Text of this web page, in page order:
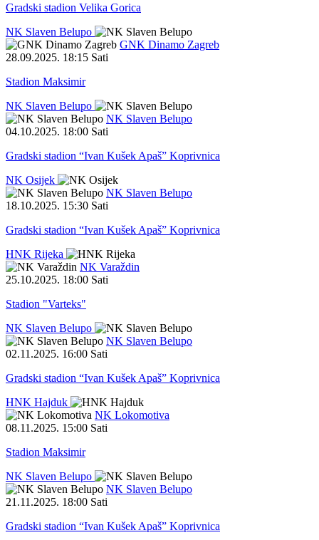
Gradski stadion Velika Gorica
NK Slaven Belupo
GNK Dinamo Zagreb
28.09.2025. 18:15 Sati
Stadion Maksimir
NK Slaven Belupo
NK Slaven Belupo
04.10.2025. 18:00 Sati
Gradski stadion “Ivan Kušek Apaš” Koprivnica
NK Osijek
NK Slaven Belupo
18.10.2025. 15:30 Sati
Gradski stadion “Ivan Kušek Apaš” Koprivnica
HNK Rijeka
NK Varaždin
25.10.2025. 18:00 Sati
Stadion "Varteks"
NK Slaven Belupo
NK Slaven Belupo
02.11.2025. 16:00 Sati
Gradski stadion “Ivan Kušek Apaš” Koprivnica
HNK Hajduk
NK Lokomotiva
08.11.2025. 15:00 Sati
Stadion Maksimir
NK Slaven Belupo
NK Slaven Belupo
21.11.2025. 18:00 Sati
Gradski stadion “Ivan Kušek Apaš” Koprivnica